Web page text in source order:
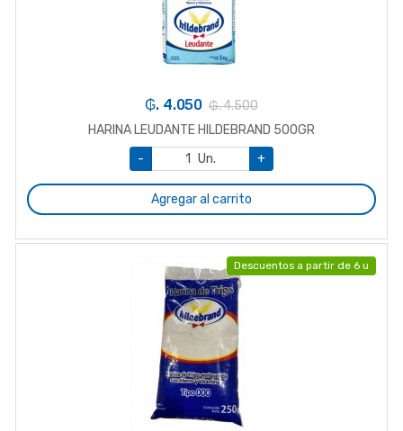
₲. 4.050 ₲. 4.500
HARINA LEUDANTE HILDEBRAND 500GR
-
Un. +
Agregar al carrito
Descuentos a partir de 6 u